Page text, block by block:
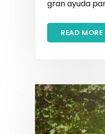
gran ayuda
READ MORE